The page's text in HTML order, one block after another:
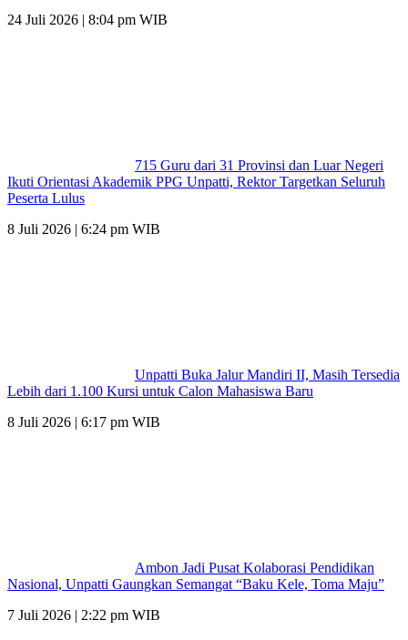
24 Juli 2026 | 8:04 pm WIB
715 Guru dari 31 Provinsi dan Luar Negeri
Ikuti Orientasi Akademik PPG Unpatti, Rektor Targetkan Seluruh
Peserta Lulus
8 Juli 2026 | 6:24 pm WIB
Unpatti Buka Jalur Mandiri II, Masih Tersedia
Lebih dari 1.100 Kursi untuk Calon Mahasiswa Baru
8 Juli 2026 | 6:17 pm WIB
Ambon Jadi Pusat Kolaborasi Pendidikan
Nasional, Unpatti Gaungkan Semangat “Baku Kele, Toma Maju”
7 Juli 2026 | 2:22 pm WIB